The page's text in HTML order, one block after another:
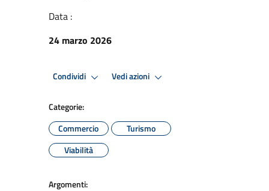
Data :
24 marzo 2026
Condividi Vedi azioni
Categorie:
Commercio
Turismo
Viabilità
Argomenti: